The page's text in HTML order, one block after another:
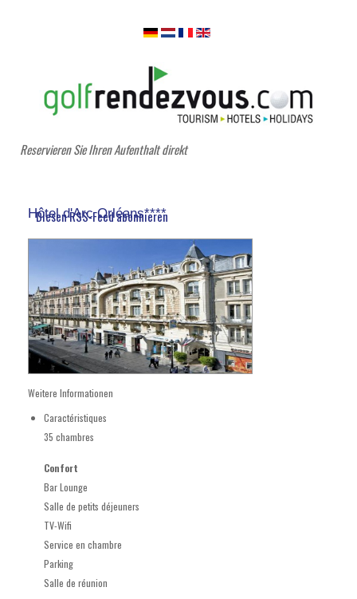
Reservieren Sie Ihren Aufenthalt direkt
Diesen RSS-Feed abonnieren
Hôtel d'Arc Orléans****
Weitere Informationen
Caractéristiques
35 chambres
Confort
Bar Lounge
Salle de petits déjeuners
TV-Wifi
Service en chambre
Parking
Salle de réunion